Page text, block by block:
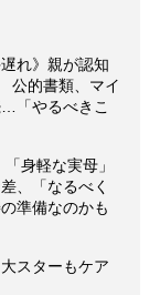
れ》親が認知
公的書類、マイ
「やるべきこ
身軽な実母」
、「なるべく
準備なのかも
スターもケア